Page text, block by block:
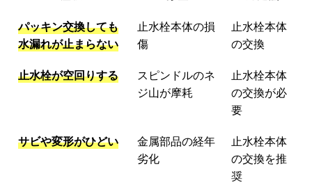
パッキン交換しても
水漏れが止まらない
止水栓本体の損
傷
止水栓本体
の交換
止水栓が空回りする
スピンドルのネ
ジ山が摩耗
止水栓本体
の交換が必
要
サビや変形がひどい
金属部品の経年
劣化
止水栓本体
の交換を推
奨